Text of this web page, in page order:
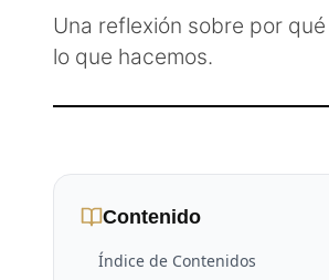
Una reflexión sobre por
lo que hacemos.
Contenido
Índice de Contenidos